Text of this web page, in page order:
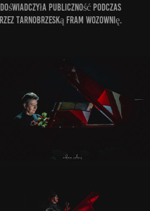
publiczność podczas
tarnobrzeską FRAM Wozownię.